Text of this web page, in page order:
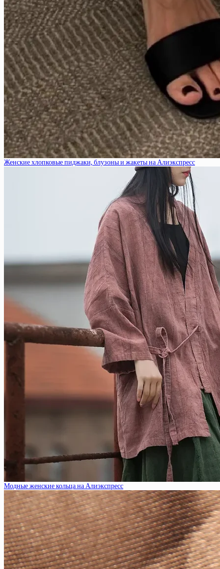
Женские хлопковые пиджаки, блузоны и жакеты на Алиэкспресс
Модные женские кольца на Алиэкспресс